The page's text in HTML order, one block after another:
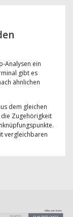
Analysen ein
gibt es
ähnlichen
dem gleichen
Zugehörigkeit
vergleichbaren